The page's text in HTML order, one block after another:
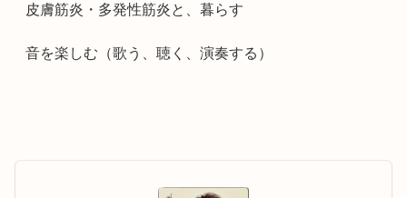
皮膚筋炎・多発性筋炎と、暮らす
音を楽しむ（歌う、聴く、演奏する）